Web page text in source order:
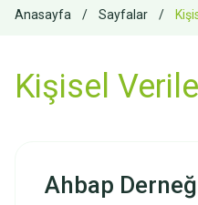
Anasayfa Sayfalar
Kişisel
Ahbap